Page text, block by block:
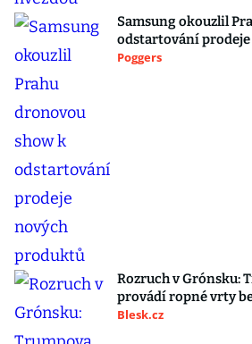
Samsung okouzlil
odstartování
Poggers
Rozruch v Grónsku:
provádí ropné vrty
Blesk.cz